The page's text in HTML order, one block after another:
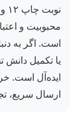
محبوبیت و
است. اگر به
یا تکمیل دانش
ایده‌آل است.
ارسال سریع،